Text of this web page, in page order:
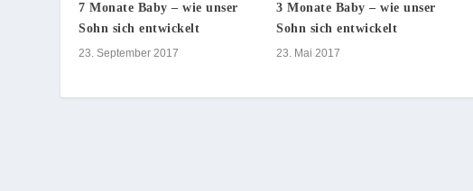
7 Monate Baby – wie unser
Sohn sich entwickelt
23. September 2017
3 Monate Baby – wie unser
Sohn sich entwickelt
23. Mai 2017